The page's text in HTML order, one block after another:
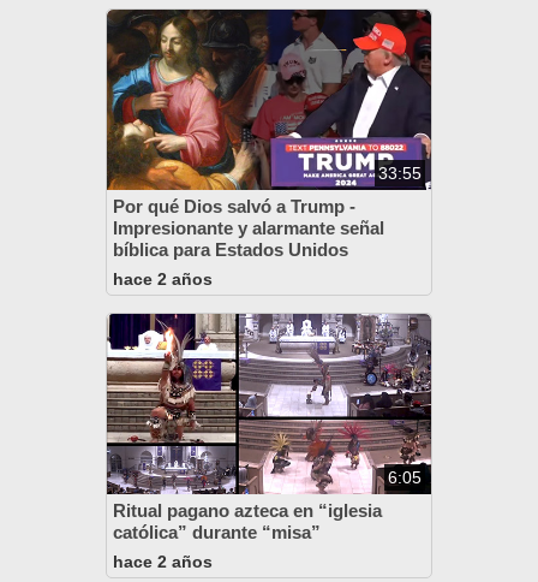
33:55
Por qué Dios salvó a Trump -
Impresionante y alarmante señal
bíblica para Estados Unidos
hace 2 años
6:05
Ritual pagano azteca en “iglesia
católica” durante “misa”
hace 2 años